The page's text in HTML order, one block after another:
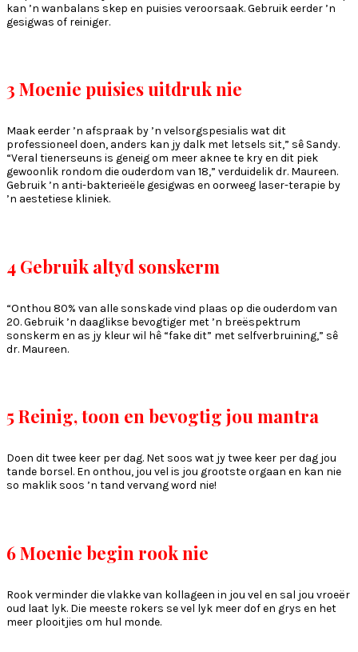
kan ’n wanbalans skep en puisies veroorsaak. Gebruik eerder ’n
gesigwas of reiniger.
3 Moenie puisies uitdruk nie
Maak eerder ’n afspraak by ’n velsorgspesialis wat dit
professioneel doen, anders kan jy dalk met letsels sit,” sê Sandy.
“Veral tienerseuns is geneig om meer aknee te kry en dit piek
gewoonlik rondom die ouderdom van 18,” verduidelik dr. Maureen.
Gebruik ’n anti-bakterieële gesigwas en oorweeg laser-terapie by
’n aestetiese kliniek.
4 Gebruik altyd sonskerm
“Onthou 80% van alle sonskade vind plaas op die ouderdom van
20. Gebruik ’n daaglikse bevogtiger met ’n breëspektrum
sonskerm en as jy kleur wil hê “fake dit” met selfverbruining,” sê
dr. Maureen.
5 Reinig, toon en bevogtig jou mantra
Doen dit twee keer per dag. Net soos wat jy twee keer per dag jou
tande borsel. En onthou, jou vel is jou grootste orgaan en kan nie
so maklik soos ’n tand vervang word nie!
6 Moenie begin rook nie
Rook verminder die vlakke van kollageen in jou vel en sal jou vroeër
oud laat lyk. Die meeste rokers se vel lyk meer dof en grys en het
meer plooitjies om hul monde.